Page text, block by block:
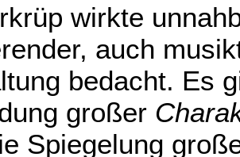
wirkte
auch
bedacht. Es
großer
Spiegelung